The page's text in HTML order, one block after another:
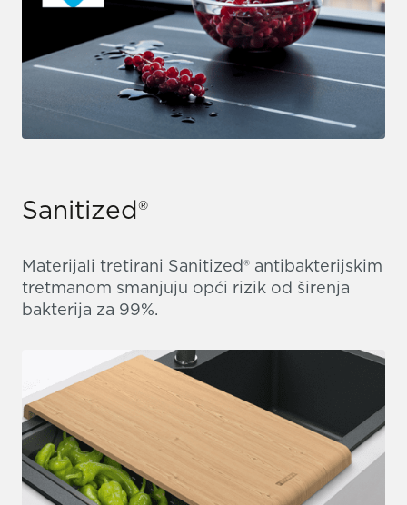
Sanitized®
Materijali tretirani Sanitized® antibakterijskim
tretmanom smanjuju opći rizik od širenja
bakterija za 99%.